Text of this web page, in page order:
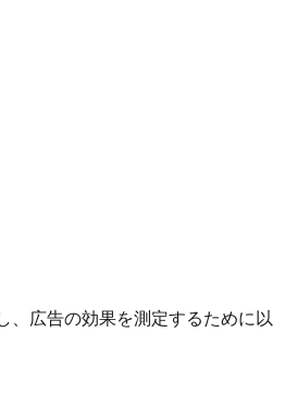
、広告の効果を測定するために以